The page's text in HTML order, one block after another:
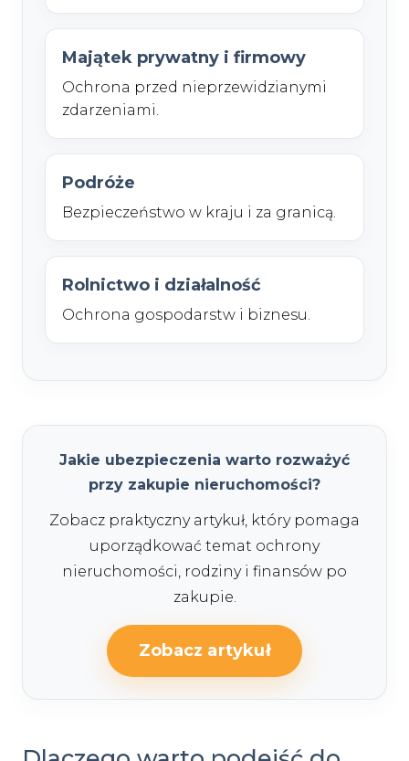
Majątek prywatny i firmowy
Ochrona przed nieprzewidzianymi
zdarzeniami.
Podróże
Bezpieczeństwo w kraju i za granicą.
Rolnictwo i działalność
Ochrona gospodarstw i biznesu.
Jakie ubezpieczenia warto rozważyć
przy zakupie nieruchomości?
Zobacz praktyczny artykuł, który pomaga
uporządkować temat ochrony
nieruchomości, rodziny i finansów po
zakupie.
Zobacz artykuł